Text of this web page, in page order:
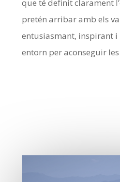
que té definit clarament
pretén arribar amb els
entusiasmant, inspirant i
entorn per aconseguir